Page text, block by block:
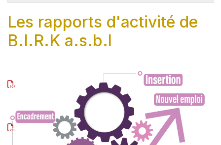
Les rapports d'activité de
B.I.R.K a.s.b.l
2024
Rapport